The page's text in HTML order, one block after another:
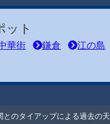
ット
華街 鎌倉 江の島
のタイアップによる過去の